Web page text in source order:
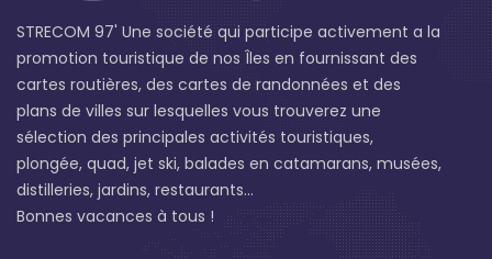
STRECOM 97' Une société qui participe activement a la
promotion touristique de nos Îles en fournissant des
cartes routières, des cartes de randonnées et des
plans de villes sur lesquelles vous trouverez une
sélection des principales activités touristiques,
plongée, quad, jet ski, balades en catamarans, musées,
distilleries, jardins, restaurants...
Bonnes vacances à tous !